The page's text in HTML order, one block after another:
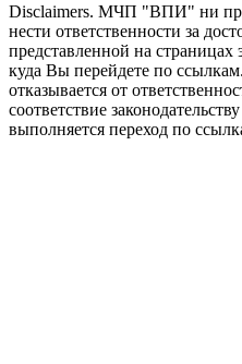
Disclaimers. МЧП "ВПИ" ни при
нести ответственности за
представленной на страницах
куда Вы перейдете по
отказывается от
соответствие
выполняется переход по